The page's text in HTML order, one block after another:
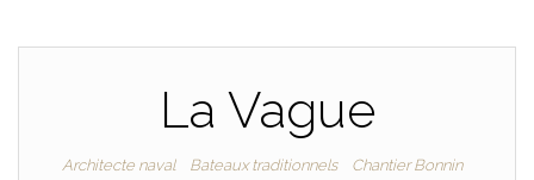
La Vague
Architecte naval Bateaux traditionnels
Chantier Bonnin